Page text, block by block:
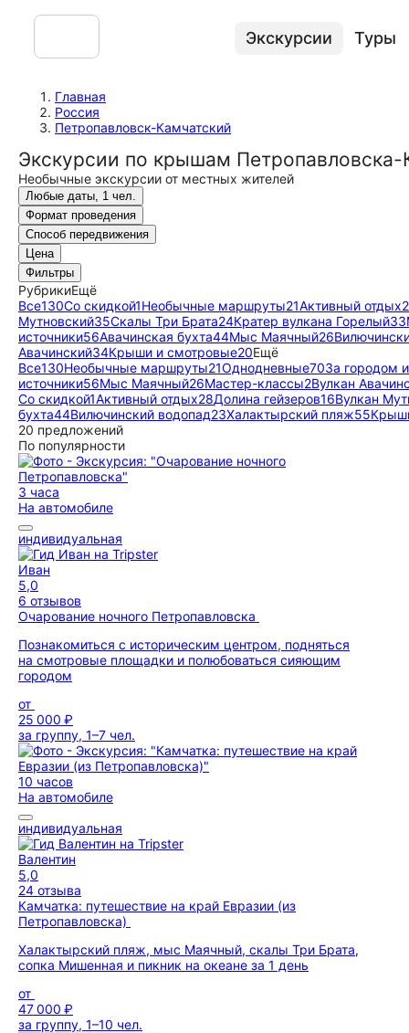
Экскурсии Туры
Главная
Россия
Петропавловск-Камчатский
Экскурсии по крышам Петропавловска-
Необычные экскурсии от местных жителей
Любые даты, 1 чел.
Формат проведения
Способ передвижения
Цена
Фильтры
РубрикиЕщё
Все130Со скидкой1Необычные маршруты21Активный отдых
Мутновский35Скалы Три Брата24Кратер вулкана Горелый33
источники56Авачинская бухта44Мыс Маячный26
Авачинский34Крыши и смотровые20Ещё
Все130Необычные маршруты21Однодневные70За городом
источники56Мыс Маячный26Мастер-классы2Вулкан
Со скидкой1Активный отдых28Долина гейзеров16Вулкан
бухта44Вилючинский водопад23Халактырский пляж55
20 предложений
По популярности
3 часа
На автомобиле
индивидуальная
Иван
5,0
6 отзывов
Очарование ночного Петропавловска
Познакомиться с историческим центром, подняться
на смотровые площадки и полюбоваться сияющим
городом
от
25 000 ₽
за группу, 1–7 чел.
10 часов
На автомобиле
индивидуальная
Валентин
5,0
24 отзыва
Камчатка: путешествие на край Евразии (из
Петропавловска)
Халактырский пляж, мыс Маячный, скалы Три Брата,
сопка Мишенная и пикник на океане за 1 день
от
47 000 ₽
за группу, 1–10 чел.